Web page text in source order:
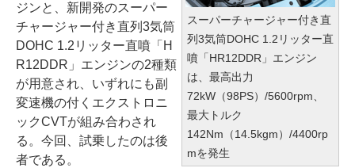
スーパーチャージャー付き直
列3気筒DOHC 1.2リッター直
噴「HR12DDR」エンジン
は、最高出力
72kW（98PS）/5600rpm、
最大トルク
142Nm（14.5kgm）/4400rp
mを発生
ジンと、新開発のスーパー
チャージャー付き直列3気筒
DOHC 1.2リッター直噴「H
R12DDR」エンジンの2種類
が用意され、いずれにも副
変速機の付くエクストロニ
ックCVTが組み合わされ
る。今回、試乗したのは後
者である。